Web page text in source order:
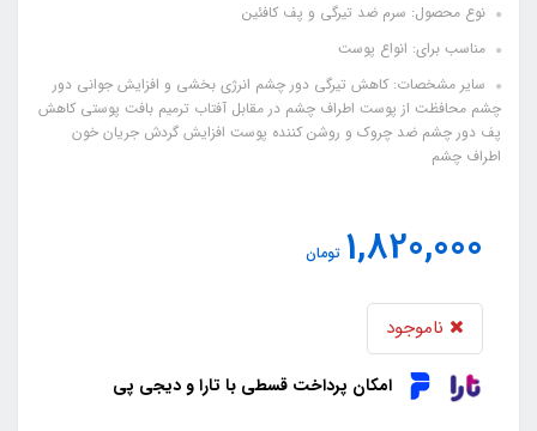
نوع محصول: سرم ضد تیرگی و پف کافئین
مناسب برای: انواع پوست
سایر مشخصات: کاهش تیرگی دور چشم انرژی بخشی و افزایش جوانی دور
چشم محافظت از پوست اطراف چشم در مقابل آفتاب ترمیم بافت پوستی کاهش
پف دور چشم ضد چروک و روشن کننده پوست افزایش گردش جریان خون
اطراف چشم
1,820,000 تومان
ناموجود
امکان پرداخت قسطی با تارا و دیجی پی